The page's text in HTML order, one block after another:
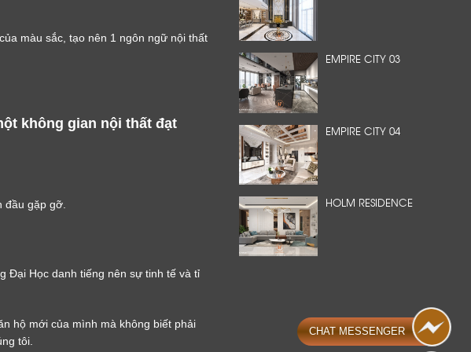
màu sắc, tạo nên 1 ngôn ngữ nội thất
không gian nội thất đạt
đầu gặp gỡ.
Đại Học danh tiếng nên sự tinh tế và tỉ
hộ mới của mình mà không biết phải
tôi.
EMPIRE CITY 03
EMPIRE CITY 04
HOLM RESIDENCE
CHAT MESSENGER